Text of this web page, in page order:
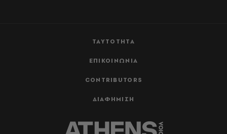
ΤΑΥΤΟΤΗΤΑ
ΕΠΙΚΟΙΝΩΝΙΑ
CONTRIBUTORS
ΔΙΑΦΗΜΙΣΗ